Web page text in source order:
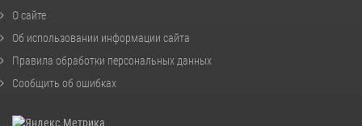
О сайте
Об использовании информации сайта
Правила обработки персональных данных
Сообщить об ошибках